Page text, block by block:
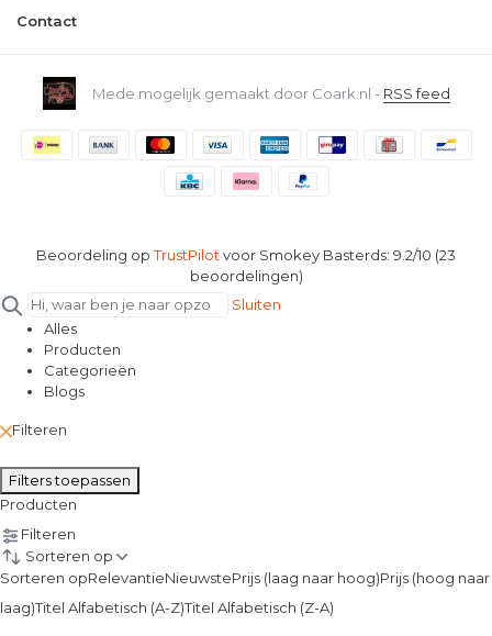
Contact
Mede mogelijk gemaakt door Coark.nl - RSS feed
Beoordeling opTrustPilot voor Smokey Basterds: 9.2/10 (23
beoordelingen)
Sluiten
Alles
Producten
Categorieën
Blogs
Filteren
Filters toepassen
Producten
Filteren
Sorteren op
Sorteren opRelevantieNieuwstePrijs (laag naar hoog)Prijs (hoog naar
laag)Titel Alfabetisch (A-Z)Titel Alfabetisch (Z-A)